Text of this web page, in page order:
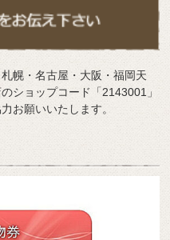
札幌・名古屋・大阪・福岡天
ショップコード「2143001」
お願いいたします。